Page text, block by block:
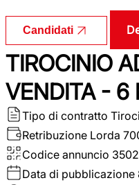
Candidati
TIROCINIO
VENDITA - 6
Tipo di contratto
Retribuzione Lorda
Codice annuncio
Data di pubblicazione